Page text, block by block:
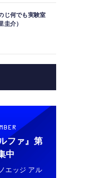
じ何でも実験室
圭介）
ファ』 第
中
エッジ アル